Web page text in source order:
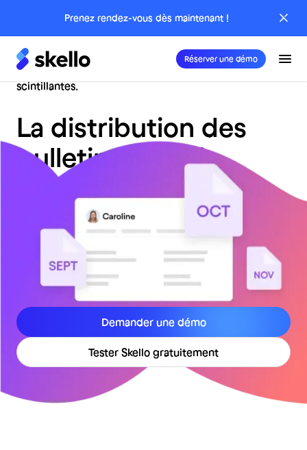
Prenez rendez-vous dès maintenant !
Réserver une démo
La distribution des
bulletins de paie.
Automatisée pour
vous de A à Z.
Automatisez la distribution de vos bulletins de paie
pour gagner en productivité et simplifier vos échanges
avec les employés. Les bulletins sont analysés, envoyés
et stockés en un temps record, sous votre contrôle.
Demander une démo
Tester Skello gratuitement